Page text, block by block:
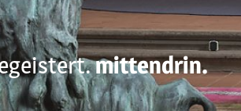
mittendrin.